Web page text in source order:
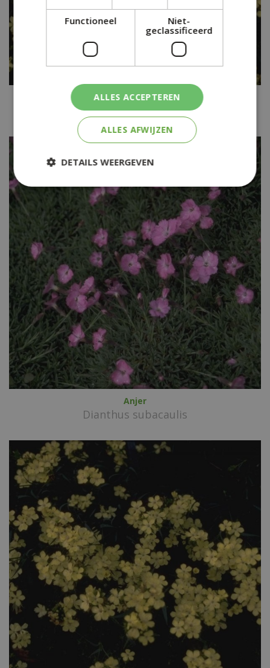
Anjer
Dianthus knappii
Anjer
Dianthus subacaulis
Functioneel
Niet-
geclassificeerd
ALLES ACCEPTEREN
ALLES AFWIJZEN
DETAILS WEERGEVEN